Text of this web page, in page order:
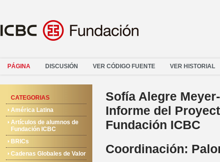
PÁGINA DISCUSIÓN VER CÓDIGO FUENTE VER HISTORIAL
CATEGORIAS
América Latina
Artículos de alumnos de
Fundación ICBC
BRICs
Cadenas Globales de Valor
Sofía Alegre
Informe del
Fundación ICBC
Coordinación: